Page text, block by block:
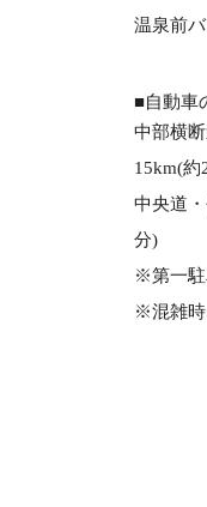
温泉前バ
■自動車
中部横
15km(約
中央道
分)
※第一駐
※混雑時